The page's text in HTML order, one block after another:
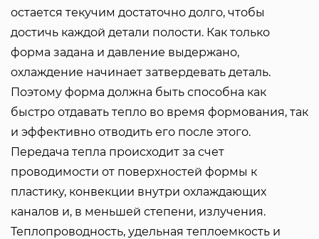
остается текучим достаточно долго, чтобы
достичь каждой детали полости. Как только
форма задана и давление выдержано,
охлаждение начинает затвердевать деталь.
Поэтому форма должна быть способна как
быстро отдавать тепло во время формования, так
и эффективно отводить его после этого.
Передача тепла происходит за счет
проводимости от поверхностей формы к
пластику, конвекции внутри охлаждающих
каналов и, в меньшей степени, излучения.
Теплопроводность, удельная теплоемкость и